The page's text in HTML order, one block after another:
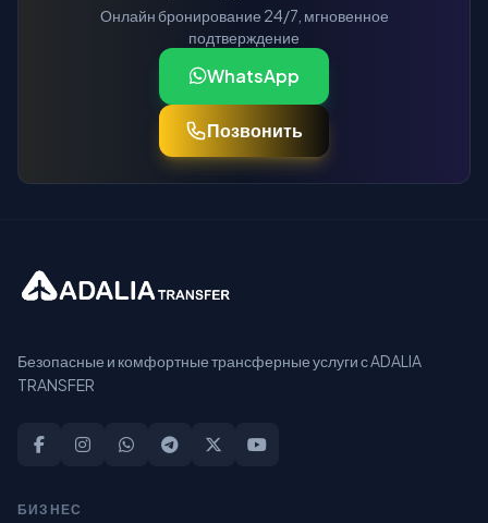
Онлайн бронирование 24/7, мгновенное
подтверждение
WhatsApp
Позвонить
Безопасные и комфортные трансферные услуги с ADALIA
TRANSFER
БИЗНЕС